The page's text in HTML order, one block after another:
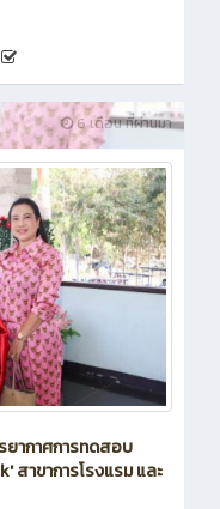
6 เดือน ที่ผ่านมา
ยากาศการทดสอบ
สาขาการโรงแรม และ